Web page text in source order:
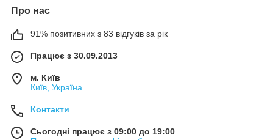
Про нас
91% позитивних з 83 відгуків за рік
Працює з 30.09.2013
м. Київ
Київ, Україна
Контакти
Сьогодні працює з 09:00 до 19:00